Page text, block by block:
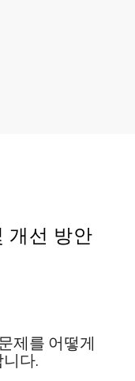
개선 방안
제를 어떻게
다.